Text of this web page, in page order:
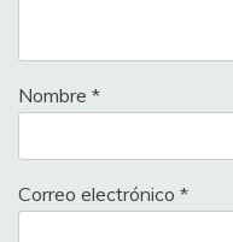
Nombre *
Correo electrónico *